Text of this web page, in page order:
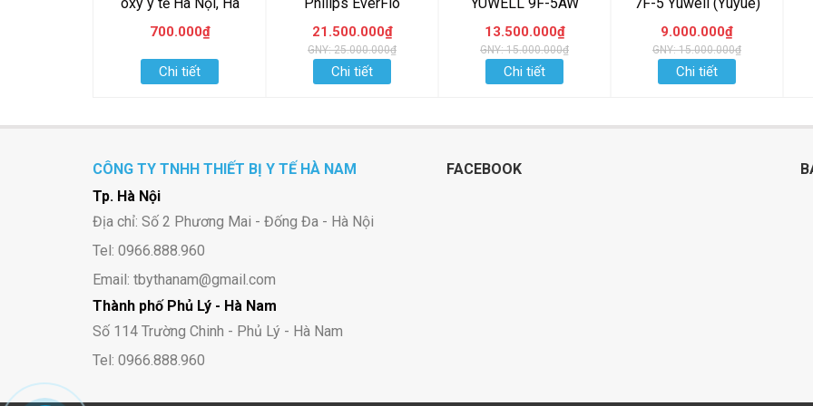
700.000₫
Chi tiết
21.500.000₫
GNY: 25.000.000₫
Chi tiết
13.500.000₫
GNY: 15.000.000₫
Chi tiết
9.000.000₫
GNY: 15.000.000₫
Chi tiết
CÔNG TY TNHH THIẾT BỊ Y TẾ HÀ NAM
Tp. Hà Nội
Địa chỉ: Số 2 Phương Mai - Đống Đa - Hà Nội
Tel: 0966.888.960
Email: tbythanam@gmail.com
Thành phố Phủ Lý - Hà Nam
Số 114 Trường Chinh - Phủ Lý - Hà Nam
Tel: 0966.888.960
FACEBOOK